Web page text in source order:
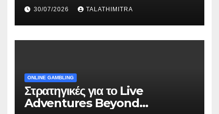
30/07/2026 TALATHIMITRA
ONLINE GAMBLING
Στρατηγικές για το Live
Adventures Beyond